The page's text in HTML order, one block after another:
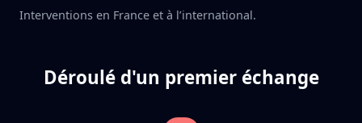
Interventions en France et à l’international.
Déroulé d'un premier échange